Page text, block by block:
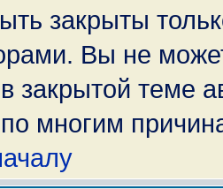
закрыты
Вы не
закрытой теме
многим